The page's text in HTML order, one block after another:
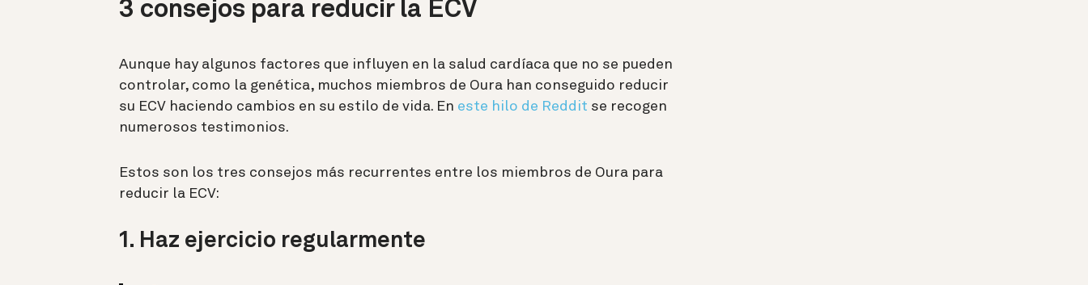
3 consejos para reducir la ECV
Aunque hay algunos factores que influyen en la salud cardíaca que no se pueden
controlar, como la genética, muchos miembros de Oura han conseguido reducir
su ECV haciendo cambios en su estilo de vida. En este hilo de Reddit se recogen
numerosos testimonios.
Estos son los tres consejos más recurrentes entre los miembros de Oura para
reducir la ECV:
1. Haz ejercicio regularmente